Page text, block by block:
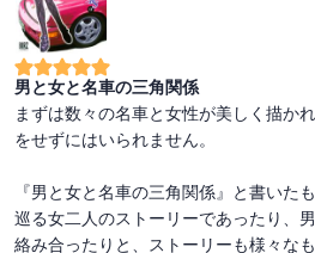
男と女と名車の三角関係
まずは数々の名車と女性が美しく描か
をせずにはいられません。
『男と女と名車の三角関係』と書いた
巡る女二人のストーリーであったり、
絡み合ったりと、ストーリーも様々な